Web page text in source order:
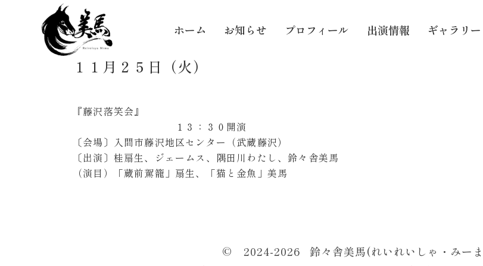
ホーム お知らせ プロフィール 出演情報 ギャラリー
１１月２５日（火）
『藤沢落笑会』
１３：３０開演
〔会場〕入間市藤沢地区センター（武蔵藤沢）
〔出演〕桂扇生、ジェームス、隅田川わたし、鈴々舎美馬
（演目）「蔵前駕籠」扇生、「猫と金魚」美馬
© 2024-2026 鈴々舎美馬(れいれいしゃ・みーま